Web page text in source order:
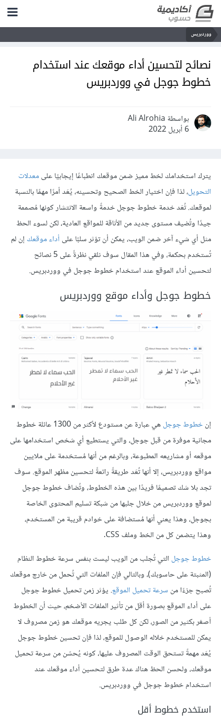
ووردبريس
نصائح لتحسين أداء موقعك عند استخدام
خطوط جوجل في ووردبريس
بواسطة Ali Alrohia
6 أبريل 2022
يترك استخدامك لخط مميز ضمن موقعك انطباعًا إيجابيًا علىمعدلات
التحويل، لذا فإن اختيار الخط الصحيح وتحسينه، يُعَد أمرًا مهمًا بالنسبة
لموقعك. تُعَد خدمة خطوط جوجل خدمةً واسعة الانتشار كونها مُصممة
جيدًا وتُضيف مستوى جديد من الأناقة للمواقع العادية، لكن لسوء الحظ
مثل أي شيء آخر ضمن الويب، يمكن أن تؤثر سلبًا على أداء موقعك إن لم
تُستخدم بحكمة، وفي هذا المقال سوف نلقي نظرةً على 5 نصائح
لتحسين أداء الموقع عند استخدام خطوط جوجل في ووردبريس.
خطوط جوجل وأداء موقع ووردبريس
إنخطوط جوجل
هي عبارة عن مستودع لأكثر من 1300 عائلة خطوط
مجانية موفرة من قبل جوجل، والتي يستطيع أي شخص استخدامها على
موقعه أو مشاريعه المطبوعة، وبالرغم من أنها مُستخدمة على ملايين
مواقع ووردبريس، إلا أنها تُعَد طريقةً رائعةً لتحسين مظهر الموقع. سوف
تجد بلا شك تصميمًا فريدًا بين هذه الخطوط، وتُضاف خطوط جوجل
لموقع ووردبريس من خلال جلبها من شبكة تسليم المحتوى الخاصة
بجوجل، وهذا يعني أنها مُستضافة على خوادم قريبة من المستخدم،
وهذا يتضمن كل من الخط وملف CSS.
خطوط جوجل التي تُجلب من الويب ليست بنفس سرعة خطوط النظام
(المثبتة على حاسوبك)، وبالتالي فإن الملفات التي تُحمل من خارج موقعك
تُصبح جزءًا من سرعة تحميل الموقع. يؤثر زمن تحميل خطوط جوجل
على أداء الموقع بصورة أقل من تأثير الملفات الأضخم، حيث أن الخطوط
أصغر بكثير من الصور، لكن كل طلب يجريه موقعك هو زمن مصروف لا
يمكن للمستخدم خلاله الوصول للموقع، لذا فإن تحسين خطوط جوجل
يُعَد مهمةً تستحق الوقت المصروف عليها، كونه يُحسّن من سرعة تحميل
موقعك، ولحسن الحظ هناك عدة طرق لتحسين أداء موقعك عند
استخدام خطوط جوجل في ووردبريس.
استخدم خطوط أقل